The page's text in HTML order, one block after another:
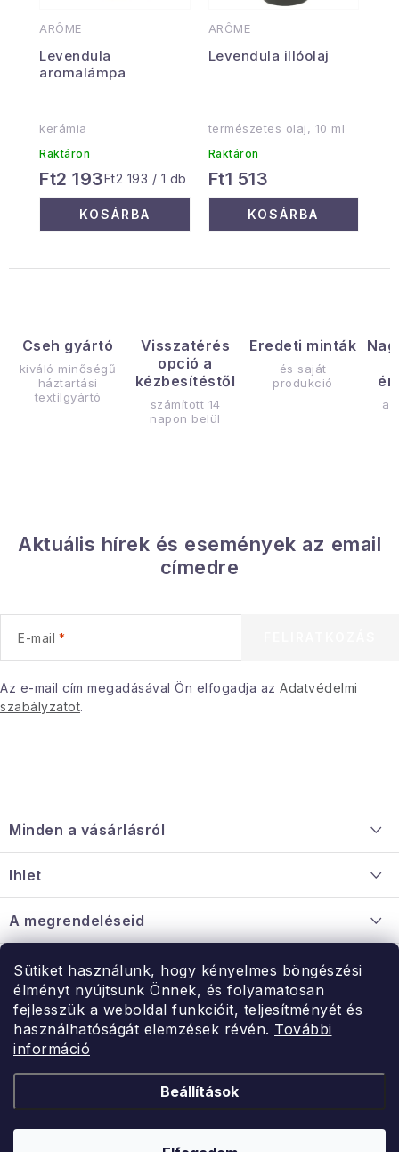
Sütiket használunk, hogy kényelmes böngészési
élményt nyújtsunk Önnek, és folyamatosan
fejlesszük a weboldal funkcióit, teljesítményét és
használhatóságát elemzések révén. További
információ
Beállítások
Cseh gyártó
kiváló minőségű
háztartási
textilgyártó
Visszatérés
opció a
kézbesítéstől
számított 14
napon belül
Eredeti minták
és saját
produkció
ARÔME
Levendula
aromalámpa
kerámia
Raktáron
Ft2 193Egységár:
Ft2 193 / 1 db
KOSÁRBA
ARÔME
Levendula illóolaj
természetes olaj, 10 ml
Raktáron
Ft1 513
KOSÁRBA
Aktuális hírek és események az email
címedre
E-mail
Az e-mail cím megadásával Ön elfogadja az Adatvédelmi
szabályzatot.
á
b
é
c
Minden a vásárlásról
Információ a mellékletről
Nagykereskedelmi együttműködés
Ihlet
A megrendeléseid
Érintkezés
Rendelésem
Érintkezés
Hé-Pé: 9:00-15:00
uzlet@modernvasarlas.hu
Kereskedelem feltételei